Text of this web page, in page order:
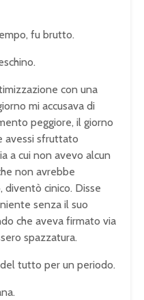
fu brutto.
con una
mi accusava di
peggiore, il giorno
avessi sfruttato
a cui non avevo alcun
non avrebbe
cinico. Disse
senza il suo
che aveva firmato via
spazzatura.
tutto per un periodo.